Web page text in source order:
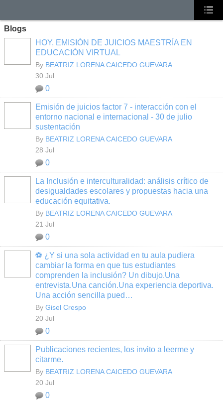
Blogs
HOY, EMISIÓN DE JUICIOS MAESTRÍA EN
EDUCACIÓN VIRTUAL
By BEATRIZ LORENA CAICEDO GUEVARA
30 Jul
0
Emisión de juicios factor 7 - interacción con el
entorno nacional e internacional - 30 de julio
sustentación
By BEATRIZ LORENA CAICEDO GUEVARA
28 Jul
0
La Inclusión e interculturalidad: análisis crítico de
desigualdades escolares y propuestas hacia una
educación equitativa.
By BEATRIZ LORENA CAICEDO GUEVARA
21 Jul
0
⚽ ¿Y si una sola actividad en tu aula pudiera
cambiar la forma en que tus estudiantes
comprenden la inclusión? Un dibujo.Una
entrevista.Una canción.Una experiencia deportiva.
Una acción sencilla pued…
By Gisel Crespo
20 Jul
0
Publicaciones recientes, los invito a leerme y
citarme.
By BEATRIZ LORENA CAICEDO GUEVARA
20 Jul
0